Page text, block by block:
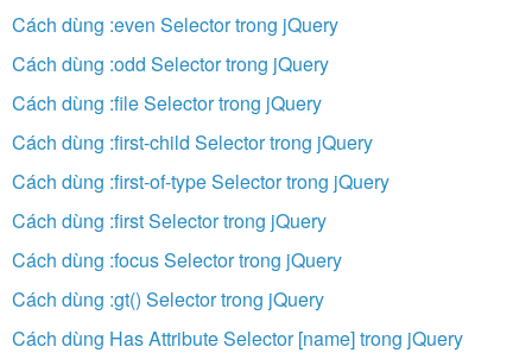
Cách dùng :even Selector trong jQuery
Cách dùng :odd Selector trong jQuery
Cách dùng :file Selector trong jQuery
Cách dùng :first-child Selector trong jQuery
Cách dùng :first-of-type Selector trong jQuery
Cách dùng :first Selector trong jQuery
Cách dùng :focus Selector trong jQuery
Cách dùng :gt() Selector trong jQuery
Cách dùng Has Attribute Selector [name] trong jQuery